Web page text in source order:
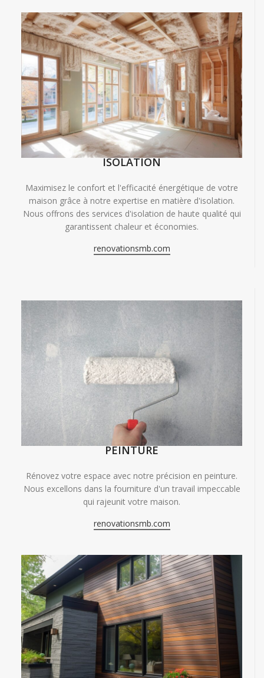
ISOLATION
Maximisez le confort et l'efficacité énergétique de votre
maison grâce à notre expertise en matière d'isolation.
Nous offrons des services d'isolation de haute qualité qui
garantissent chaleur et économies.
renovationsmb.com
PEINTURE
Rénovez votre espace avec notre précision en peinture.
Nous excellons dans la fourniture d'un travail impeccable
qui rajeunit votre maison.
renovationsmb.com